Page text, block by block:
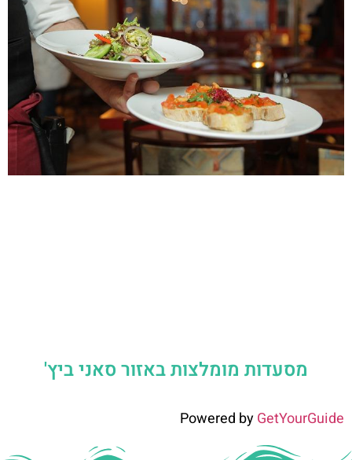
מסעדות מומלצות באזור סאני ביץ'
Powered byGetYourGuide